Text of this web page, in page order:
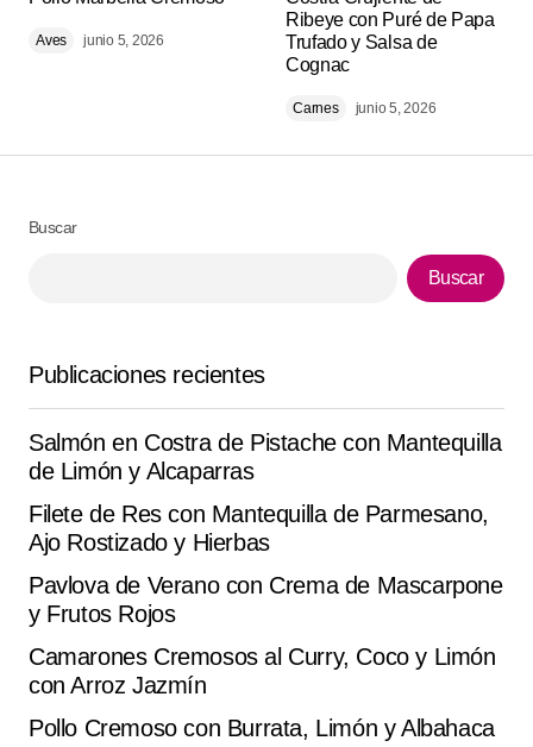
Your Name
Guarda mi nombre, correo electrónico y web en este
Submit Comment
Aves junio 5, 2026
Ribeye con Puré de Papa
Trufado y Salsa de
Cognac
Carnes junio 5, 2026
Buscar
Buscar
Publicaciones recientes
Salmón en Costra de Pistache con Mantequilla
de Limón y Alcaparras
Filete de Res con Mantequilla de Parmesano,
Ajo Rostizado y Hierbas
Pavlova de Verano con Crema de Mascarpone
y Frutos Rojos
Camarones Cremosos al Curry, Coco y Limón
con Arroz Jazmín
Pollo Cremoso con Burrata, Limón y Albahaca